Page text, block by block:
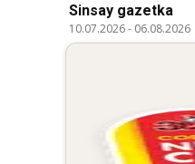
Sinsay gazetka
10.07.2026- 06.08.2026